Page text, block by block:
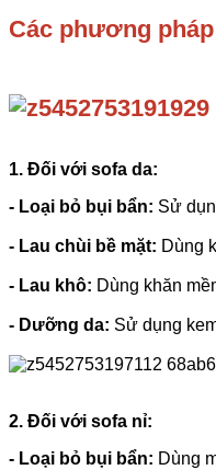
Các phương
1. Đối với sofa da:
- Loại bỏ bụi bẩn: Sử
- Lau chùi bề mặt: Dùng
- Lau khô: Dùng khăn
- Dưỡng da: Sử dụng
2. Đối với sofa nỉ:
- Loại bỏ bụi bẩn: Dùng